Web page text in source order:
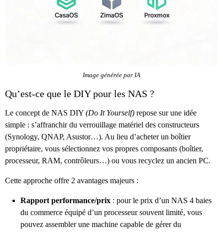
Image générée par IA
Qu’est-ce que le DIY pour les NAS ?
Le concept de NAS DIY (Do It Yourself) repose sur une idée
simple : s’affranchir du verrouillage matériel des constructeurs
(Synology, QNAP, Asustor…). Au lieu d’acheter un boîtier
propriétaire, vous sélectionnez vos propres composants (boîtier,
processeur, RAM, contrôleurs…) ou vous recyclez un ancien PC.
Cette approche offre 2 avantages majeurs :
Rapport performance/prix : pour le prix d’un NAS 4 baies
du commerce équipé d’un processeur souvent limité, vous
pouvez assembler une machine capable de gérer du